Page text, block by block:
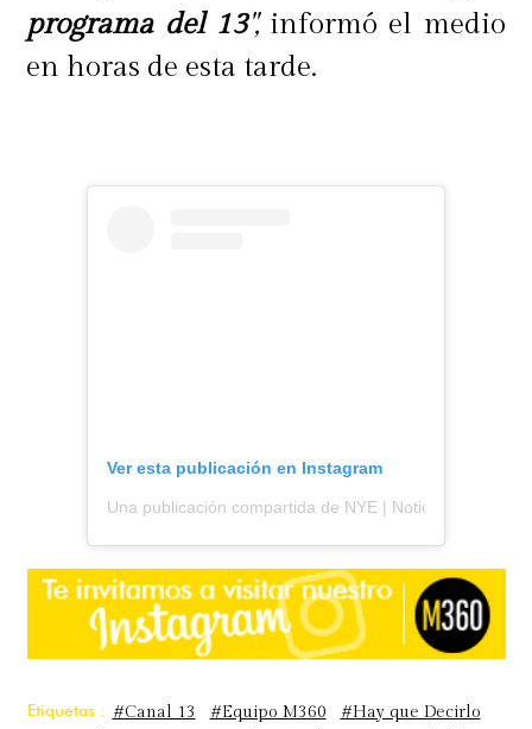
programa del 13",informó el medio
en horas de esta tarde.
Ver esta publicación en Instagram
Una publicación compartida de NYE | Noticias y
Etiquetas : #Canal 13 #Equipo M360
#Hay que Decirlo